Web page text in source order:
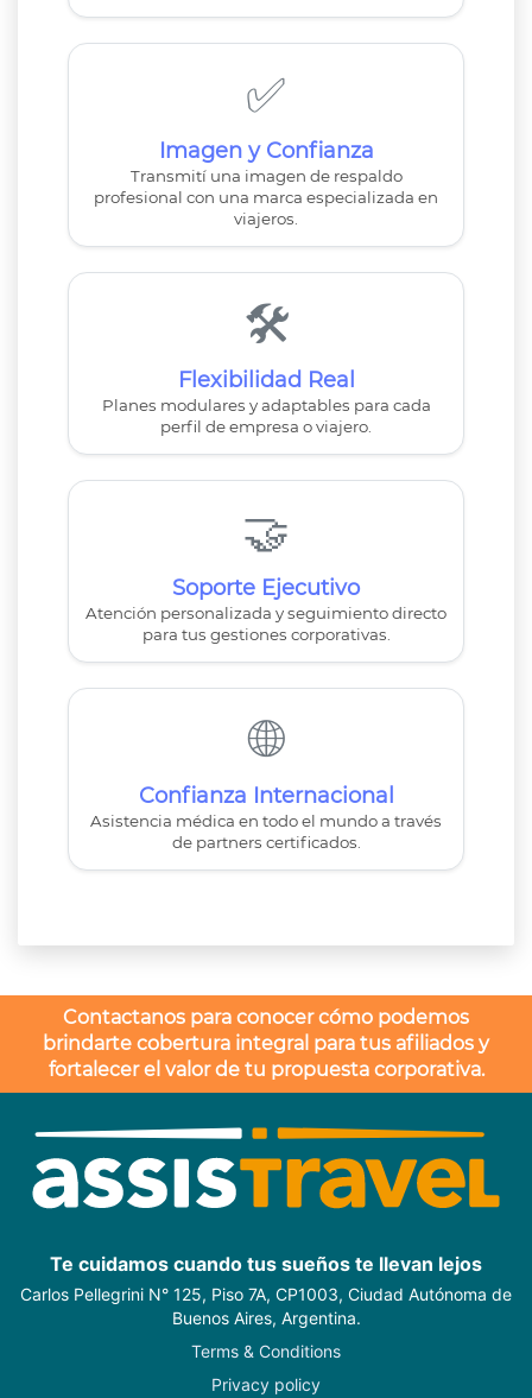
✅
Imagen y Confianza
Transmití una imagen de respaldo
profesional con una marca especializada en
viajeros.
🛠️️️
Flexibilidad Real
Planes modulares y adaptables para cada
perfil de empresa o viajero.
🤝
Soporte Ejecutivo
Atención personalizada y seguimiento directo
para tus gestiones corporativas.
🌐
Confianza Internacional
Asistencia médica en todo el mundo a través
de partners certificados.
Contactanos para conocer cómo podemos
brindarte cobertura integral para tus afiliados y
fortalecer el valor de tu propuesta corporativa.
Te cuidamos cuando tus sueños te llevan lejos
Carlos Pellegrini N° 125, Piso 7A, CP1003, Ciudad Autónoma de
Buenos Aires, Argentina.
Terms & Conditions
Privacy policy